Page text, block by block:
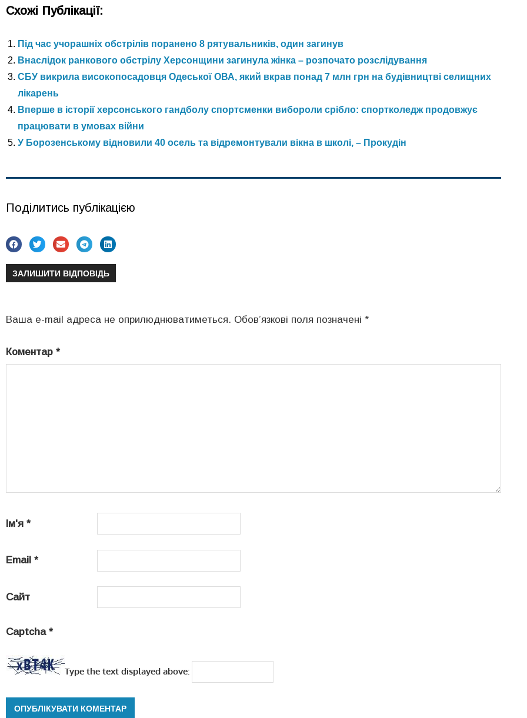
Схожі Публікації:
Під час учорашніх обстрілів поранено 8 рятувальників, один загинув
Внаслідок ранкового обстрілу Херсонщини загинула жінка – розпочато розслідування
СБУ викрила високопосадовця Одеської ОВА, який вкрав понад 7 млн грн на будівництві селищних
лікарень
Вперше в історії херсонського гандболу спортсменки вибороли срібло: спортколедж продовжує
працювати в умовах війни
У Борозенському відновили 40 осель та відремонтували вікна в школі, – Прокудін
Поділитись публікацією
ЗАЛИШИТИ ВІДПОВІДЬ
Ваша e-mail адреса не оприлюднюватиметься. Обов’язкові поля позначені *
Коментар *
Ім'я *
Email *
Сайт
Captcha *
Type the text displayed above: